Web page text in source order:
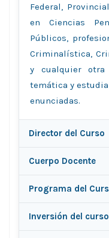
Federal,
en Ciencias
Públicos,
Criminalística,
y cualquier
temática y
enunciadas.
Director del Curso
Cuerpo Docente
Programa del
Inversión del curso